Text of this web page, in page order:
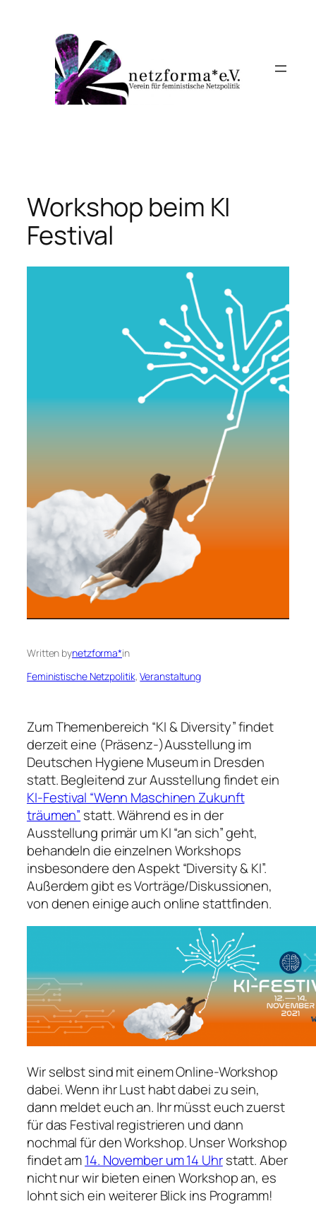
Workshop beim KI
Festival
Written bynetzforma*in
Feministische Netzpolitik, Veranstaltung
Zum Themenbereich “KI & Diversity” findet
derzeit eine (Präsenz-)Ausstellung im
Deutschen Hygiene Museum in Dresden
statt. Begleitend zur Ausstellung findet ein
KI-Festival “Wenn Maschinen Zukunft
träumen” statt. Während es in der
Ausstellung primär um KI “an sich” geht,
behandeln die einzelnen Workshops
insbesondere den Aspekt “Diversity & KI”.
Außerdem gibt es Vorträge/Diskussionen,
von denen einige auch online stattfinden.
Wir selbst sind mit einem Online-Workshop
dabei. Wenn ihr Lust habt dabei zu sein,
dann meldet euch an. Ihr müsst euch zuerst
für das Festival registrieren und dann
nochmal für den Workshop. Unser Workshop
findet am14. November um 14 Uhrstatt. Aber
nicht nur wir bieten einen Workshop an, es
lohnt sich ein weiterer Blick ins Programm!